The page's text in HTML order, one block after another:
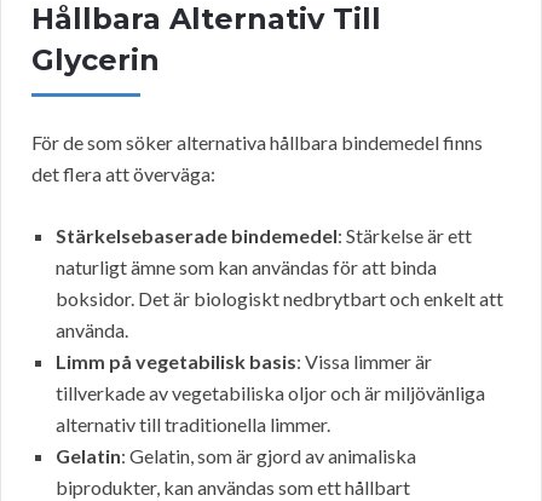
Hållbara Alternativ Till
Glycerin
För de som söker alternativa hållbara bindemedel finns
det flera att överväga:
Stärkelsebaserade bindemedel: Stärkelse är ett
naturligt ämne som kan användas för att binda
boksidor. Det är biologiskt nedbrytbart och enkelt att
använda.
Limm på vegetabilisk basis: Vissa limmer är
tillverkade av vegetabiliska oljor och är miljövänliga
alternativ till traditionella limmer.
Gelatin: Gelatin, som är gjord av animaliska
biprodukter, kan användas som ett hållbart